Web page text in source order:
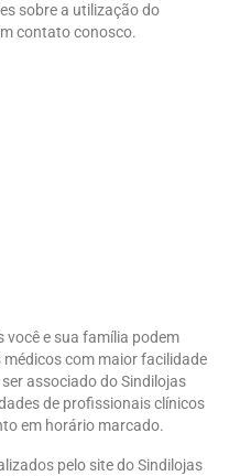
sobre a utilização do
contato conosco.
você e sua família podem
com maior facilidade
associado do Sindilojas
de profissionais clínicos
em horário marcado.
pelo site do Sindilojas